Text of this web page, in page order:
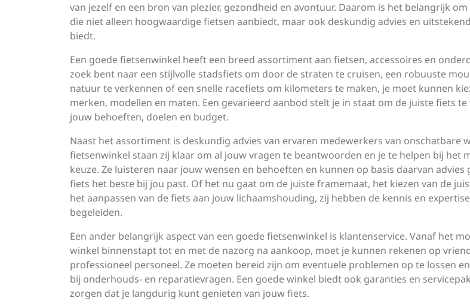
van jezelf en een bron van plezier, gezondheid en avontuur. Daarom is het belangrijk
die niet alleen hoogwaardige fietsen aanbiedt, maar ook deskundig advies en
biedt.
Een goede fietsenwinkel heeft een breed assortiment aan fietsen, accessoires en
zoek bent naar een stijlvolle stadsfiets om door de straten te cruisen, een robuuste
natuur te verkennen of een snelle racefiets om kilometers te maken, je moet kunnen
merken, modellen en maten. Een gevarieerd aanbod stelt je in staat om de juiste fiets
jouw behoeften, doelen en budget.
Naast het assortiment is deskundig advies van ervaren medewerkers van onschatbare
fietsenwinkel staan zij klaar om al jouw vragen te beantwoorden en je te helpen bij het
keuze. Ze luisteren naar jouw wensen en behoeften en kunnen op basis daarvan advies
fiets het beste bij jou past. Of het nu gaat om de juiste framemaat, het kiezen van de
het aanpassen van de fiets aan jouw lichaamshouding, zij hebben de kennis en
begeleiden.
Een ander belangrijk aspect van een goede fietsenwinkel is klantenservice. Vanaf het
winkel binnenstapt tot en met de nazorg na aankoop, moet je kunnen rekenen op
professioneel personeel. Ze moeten bereid zijn om eventuele problemen op te lossen
bij onderhouds- en reparatievragen. Een goede winkel biedt ook garanties en
zorgen dat je langdurig kunt genieten van jouw fiets.